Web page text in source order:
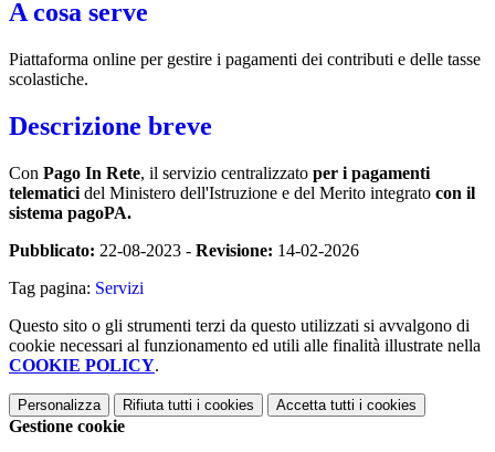
A cosa serve
Piattaforma online per gestire i pagamenti dei contributi e delle tasse
scolastiche.
Descrizione breve
Con Pago In Rete, il servizio centralizzato per i pagamenti
telematici del Ministero dell'Istruzione e del Merito integrato con il
sistema pagoPA.
Pubblicato: 22-08-2023 - Revisione: 14-02-2026
Tag pagina: Servizi
Questo sito o gli strumenti terzi da questo utilizzati si avvalgono di
cookie necessari al funzionamento ed utili alle finalità illustrate nella
COOKIE POLICY.
Personalizza Rifiuta tutti i cookies Accetta tutti i cookies
Gestione cookie